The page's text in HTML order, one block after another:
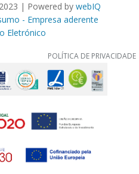
| Powered by webIQ
- Empresa aderente
Eletrónico
POLÍTICA DE PRIVACIDADE